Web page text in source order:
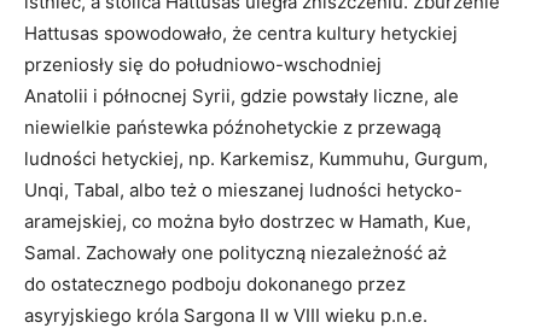
Hattusas spowodowało, że centra kultury hetyckiej
przeniosły się do południowo-wschodniej
Anatolii i północnej Syrii, gdzie powstały liczne, ale
niewielkie państewka późnohetyckie z przewagą
ludności hetyckiej, np. Karkemisz, Kummuhu, Gurgum,
Unqi, Tabal, albo też o mieszanej ludności hetycko-
aramejskiej, co można było dostrzec w Hamath, Kue,
Samal. Zachowały one polityczną niezależność aż
do ostatecznego podboju dokonanego przez
asyryjskiego króla Sargona II w VIII wieku p.n.e.